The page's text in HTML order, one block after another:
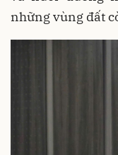
những vùng đất